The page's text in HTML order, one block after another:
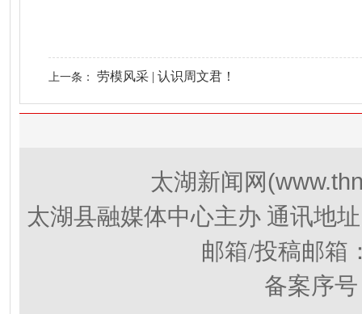
上一条： 劳模风采 | 认识周文君！
太湖新闻网
太湖县融媒体中心主办 通讯地
邮箱/投稿邮箱
备案序